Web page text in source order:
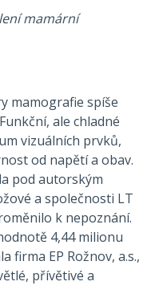
mamární
mamografie spíše
ale chladné
vizuálních prvků,
od napětí a obav.
pod autorským
a společnosti LT
k nepoznání.
4,44 milionu
firma EP Rožnov, a.s.,
přívětivé a